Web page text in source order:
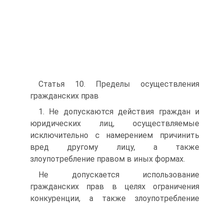
Статья 10. Пределы осуществления
гражданских прав
1. Не допускаются действия граждан и
юридических лиц, осуществляемые
исключительно с намерением причинить
вред другому лицу, а также
злоупотребление правом в иных формах.
Не допускается использование
гражданских прав в целях ограничения
конкуренции, а также злоупотребление